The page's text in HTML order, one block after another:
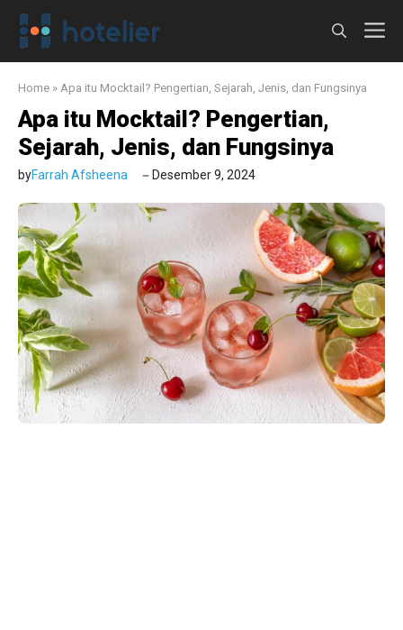
Langsung
Home » Apa itu Mocktail? Pengertian, Sejarah, Jenis, dan Fungsinya
Apa itu Mocktail? Pengertian,
Sejarah, Jenis, dan Fungsinya
byFarrah Afsheena Desember 9, 2024